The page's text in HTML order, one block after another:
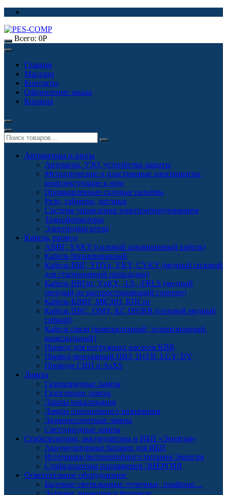
Всего: 0Р
Главная
Магазин
Контакты
Оформление заказа
Корзина
Автоматика и щиты
Автоматы, УЗО, устройства защиты
Металлические и пластиковые электрощиты,
комплектующие к ним
Промышленные силовые разъёмы
Реле, таймеры, датчики
Система управления электрооборудованием
Трансформаторы
Электродвигатели
Кабель, провод
АВВГ, YAKY (силовой алюминиевый кабель)
Кабель бронированный
Кабель ВВГ, YDYp, YKY, CYKY (медный силовой
для стационарной прокладки)
Кабель ВВГнг, YnKY, -LS, -FRLS (медный
твердый не распространяющий горение)
Кабель КВВГ, МКЭШ, КПСнг
Кабель ПВС, OMY, КГ, H05RR (силовой медный
гибкий)
Кабель связи (компьютерный, телевизионный,
коаксиальный)
Провод для погружных насосов КВВ
Провод монтажный ПВЗ, ПуГВ, LGY, DY
Провода СИП и AsXS
Лампы
Газоразрядные лампы
Галогенные лампы
Лампы накаливания
Лампы специального назначения
Люминесцентные лампы
Светодиодные лампы
Стабилизаторы, аккумуляторы и ИБП «Энергия»
Аккумуляторные батареи для ИБП
Источники бесперебойного питания Энергия
Стабилизаторы напряжения ЭНЕРГИЯ
Осветительное оборудование
Бытовые светильники: точечные, плафоны…